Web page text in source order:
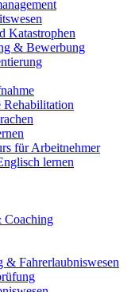
Katastrophen
& Bewerbung
für Arbeitnehmer
lernen
Coaching
& Fahrerlaubniswesen